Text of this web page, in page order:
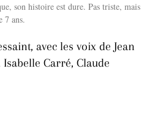
son histoire est dure. Pas triste, mais
7 ans.
avec les voix de Jean
Carré, Claude